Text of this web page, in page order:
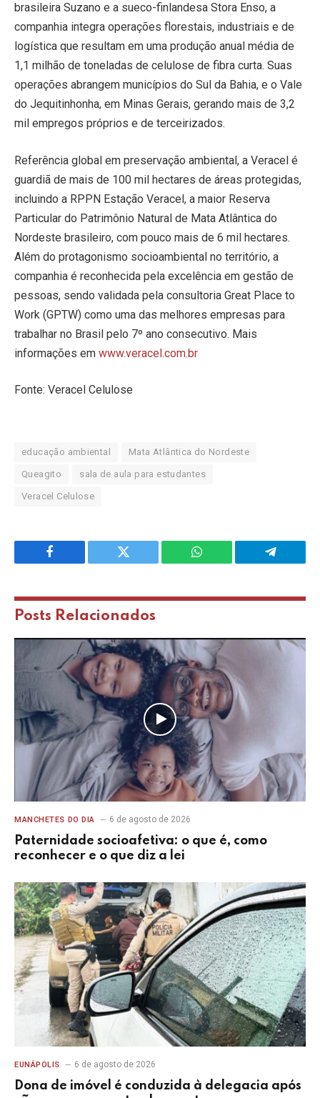
brasileira Suzano e a sueco-finlandesa Stora Enso, a
companhia integra operações florestais, industriais e de
logística que resultam em uma produção anual média de
1,1 milhão de toneladas de celulose de fibra curta. Suas
operações abrangem municípios do Sul da Bahia, e o Vale
do Jequitinhonha, em Minas Gerais, gerando mais de 3,2
mil empregos próprios e de terceirizados.
Referência global em preservação ambiental, a Veracel é
guardiã de mais de 100 mil hectares de áreas protegidas,
incluindo a RPPN Estação Veracel, a maior Reserva
Particular do Patrimônio Natural de Mata Atlântica do
Nordeste brasileiro, com pouco mais de 6 mil hectares.
Além do protagonismo socioambiental no território, a
companhia é reconhecida pela excelência em gestão de
pessoas, sendo validada pela consultoria Great Place to
Work (GPTW) como uma das melhores empresas para
trabalhar no Brasil pelo 7º ano consecutivo. Mais
informações em www.veracel.com.br
Fonte: Veracel Celulose
educação ambiental Mata Atlântica do Nordeste
Queagito sala de aula para estudantes
Veracel Celulose
Facebook Twitter WhatsApp Telegram
Posts Relacionados
MANCHETES DO DIA 6 de agosto de 2026
Paternidade socioafetiva: o que é, como
reconhecer e o que diz a lei
EUNÁPOLIS 6 de agosto de 2026
Dona de imóvel é conduzida à delegacia após